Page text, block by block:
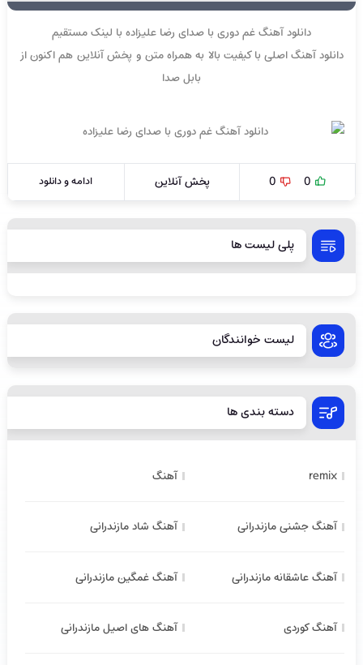
دانلود آهنگ غم دوری با صدای رضا علیزاده با لینک مستقیم
دانلود آهنگ اصلی با کیفیت بالا به همراه متن و پخش آنلاین هم اکنون از
بابل صدا
0
0 پخش آنلاین ادامه و دانلود
پلی لیست ها
لیست خوانندگان
دسته بندی ها
remix آهنگ
آهنگ جشنی مازندرانی آهنگ شاد مازندرانی
آهنگ عاشقانه مازندرانی آهنگ غمگین مازندرانی
آهنگ کوردی آهنگ های اصیل مازندرانی